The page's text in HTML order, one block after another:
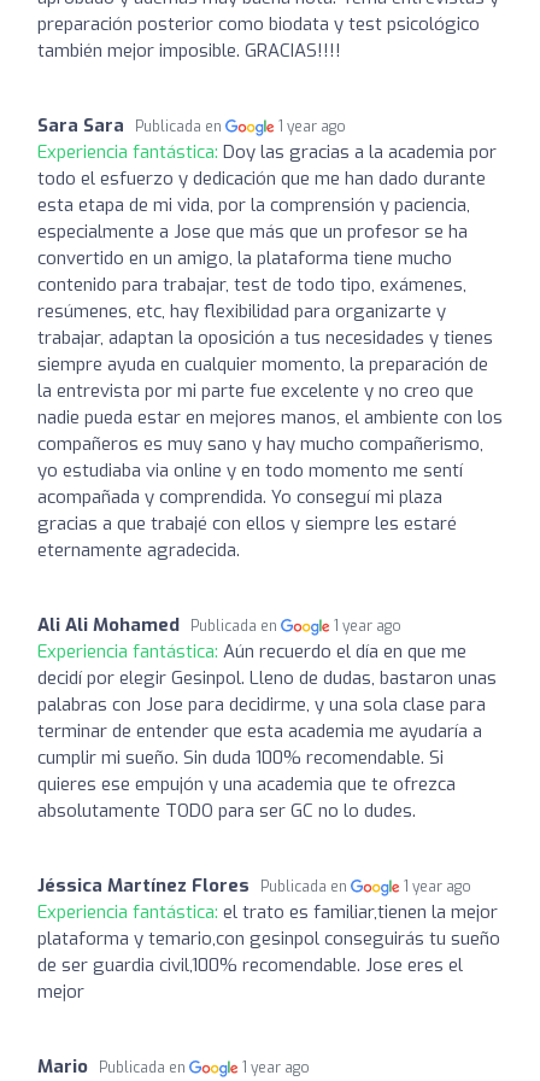
preparación posterior como biodata y test psicológico
también mejor imposible. GRACIAS!!!!
Sara Sara Publicada en 1 year ago
Experiencia fantástica: Doy las gracias a la academia por
todo el esfuerzo y dedicación que me han dado durante
esta etapa de mi vida, por la comprensión y paciencia,
especialmente a Jose que más que un profesor se ha
convertido en un amigo, la plataforma tiene mucho
contenido para trabajar, test de todo tipo, exámenes,
resúmenes, etc, hay flexibilidad para organizarte y
trabajar, adaptan la oposición a tus necesidades y tienes
siempre ayuda en cualquier momento, la preparación de
la entrevista por mi parte fue excelente y no creo que
nadie pueda estar en mejores manos, el ambiente con los
compañeros es muy sano y hay mucho compañerismo,
yo estudiaba via online y en todo momento me sentí
acompañada y comprendida. Yo conseguí mi plaza
gracias a que trabajé con ellos y siempre les estaré
eternamente agradecida.
Ali Ali Mohamed Publicada en 1 year ago
Experiencia fantástica: Aún recuerdo el día en que me
decidí por elegir Gesinpol. Lleno de dudas, bastaron unas
palabras con Jose para decidirme, y una sola clase para
terminar de entender que esta academia me ayudaría a
cumplir mi sueño. Sin duda 100% recomendable. Si
quieres ese empujón y una academia que te ofrezca
absolutamente TODO para ser GC no lo dudes.
Jéssica Martínez Flores Publicada en 1 year ago
Experiencia fantástica: el trato es familiar,tienen la mejor
plataforma y temario,con gesinpol conseguirás tu sueño
de ser guardia civil,100% recomendable. Jose eres el
mejor
Mario Publicada en 1 year ago